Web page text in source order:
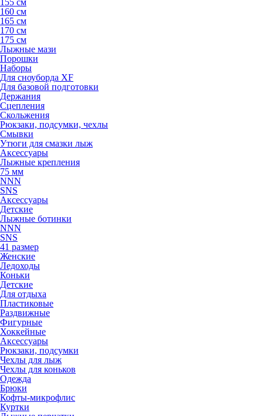
155 см
160 см
165 см
170 см
175 см
Лыжные мази
Порошки
Наборы
Для сноуборда XF
Для базовой подготовки
Держания
Сцепления
Скольжения
Рюкзаки, подсумки, чехлы
Смывки
Утюги для смазки лыж
Аксессуары
Лыжные крепления
75 мм
NNN
SNS
Аксессуары
Детские
Лыжные ботинки
NNN
SNS
41 размер
Женские
Ледоходы
Коньки
Детские
Для отдыха
Пластиковые
Раздвижные
Фигурные
Хоккейные
Аксессуары
Рюкзаки, подсумки
Чехлы для лыж
Чехлы для коньков
Одежда
Брюки
Кофты-микрофлис
Куртки